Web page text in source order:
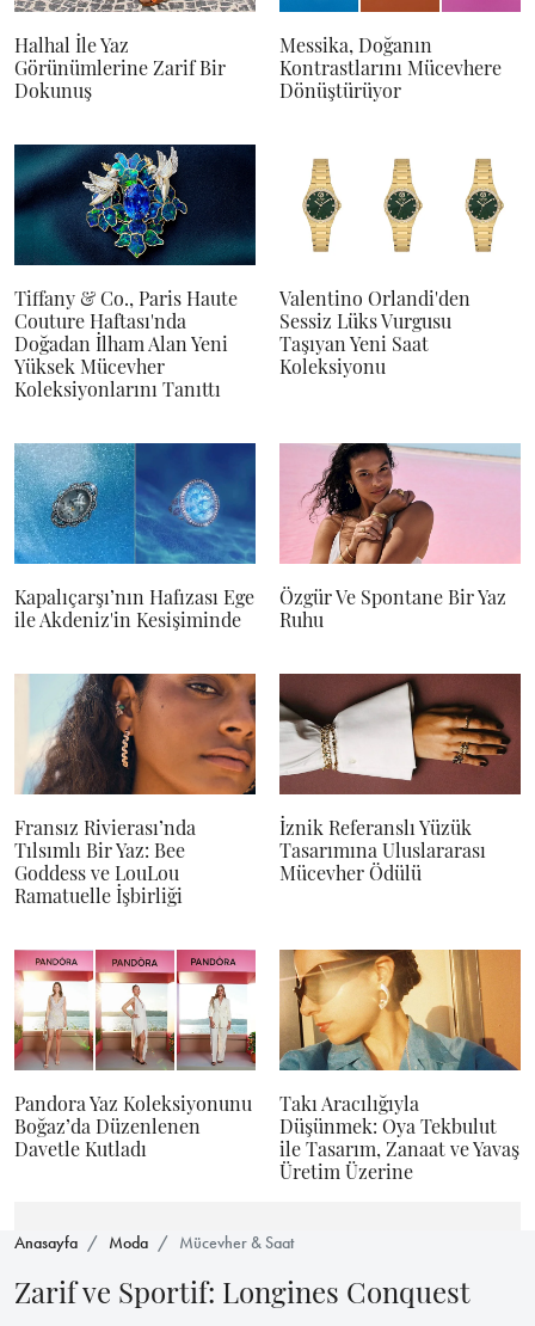
Halhal İle Yaz
Görünümlerine Zarif Bir
Dokunuş
Messika, Doğanın
Kontrastlarını Mücevhere
Dönüştürüyor
Tiffany & Co., Paris Haute
Couture Haftası'nda
Doğadan İlham Alan Yeni
Yüksek Mücevher
Koleksiyonlarını Tanıttı
Valentino Orlandi'den
Sessiz Lüks Vurgusu
Taşıyan Yeni Saat
Koleksiyonu
Kapalıçarşı’nın Hafızası Ege
ile Akdeniz'in Kesişiminde
Özgür Ve Spontane Bir Yaz
Ruhu
Fransız Rivierası’nda
Tılsımlı Bir Yaz: Bee
Goddess ve LouLou
Ramatuelle İşbirliği
İznik Referanslı Yüzük
Tasarımına Uluslararası
Mücevher Ödülü
Pandora Yaz Koleksiyonunu
Boğaz’da Düzenlenen
Davetle Kutladı
Takı Aracılığıyla
Düşünmek: Oya Tekbulut
ile Tasarım, Zanaat ve Yavaş
Üretim Üzerine
Anasayfa Moda Mücevher & Saat
Zarif ve Sportif: Longines Conquest